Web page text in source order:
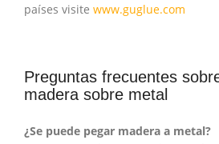
países visite www.guglue.com
Preguntas frecuentes
madera sobre metal
¿Se puede pegar madera a metal?